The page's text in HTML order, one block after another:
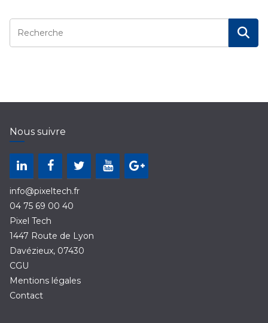
Nous suivre
info@pixeltech.fr
04 75 69 00 40
Pixel Tech
1447 Route de Lyon
Davézieux, 07430
CGU
Mentions légales
Contact